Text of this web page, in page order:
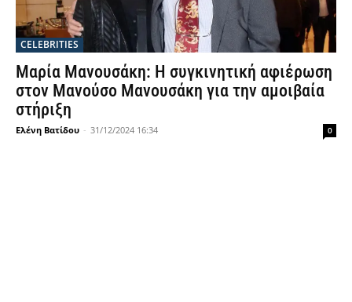
CELEBRITIES
Μαρία Μανουσάκη: Η συγκινητική αφιέρωση
στον Μανούσο Μανουσάκη για την αμοιβαία
στήριξη
Ελένη Βατίδου - 31/12/2024 16:34 0